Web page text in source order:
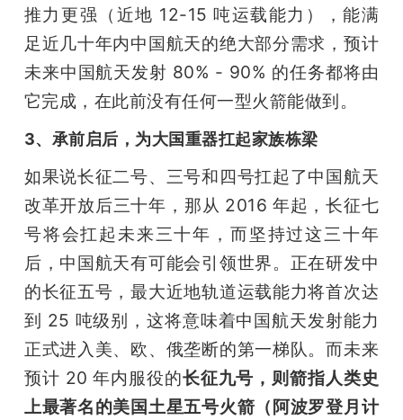
推力更强（近地 12-15 吨运载能力），能满
足近几十年内中国航天的绝大部分需求，预计
未来中国航天发射 80% - 90% 的任务都将由
它完成，在此前没有任何一型火箭能做到。
3、承前启后，为大国重器扛起家族栋梁
如果说长征二号、三号和四号扛起了中国航天
改革开放后三十年，那从 2016 年起，长征七
号将会扛起未来三十年，而坚持过这三十年
后，中国航天有可能会引领世界。正在研发中
的长征五号，最大近地轨道运载能力将首次达
到 25 吨级别，这将意味着中国航天发射能力
正式进入美、欧、俄垄断的第一梯队。而未来
预计 20 年内服役的长征九号，则箭指人类史
上最著名的美国土星五号火箭（阿波罗登月计